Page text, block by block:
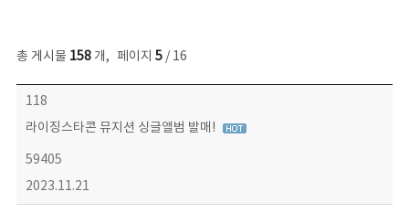
총 게시물 158개, 페이지 5/ 16
콘텐츠이슈 목록 - 번호, 제목, 작성자, 파일, 조회수, 작성일 정보 제공
118
라이징스타콘 뮤지션 싱글앨범 발매!
59405
2023.11.21